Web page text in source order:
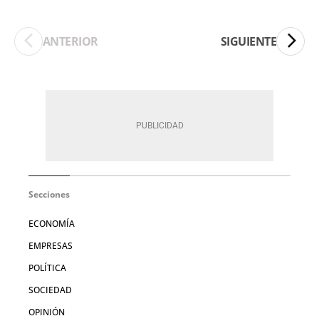
ANTERIOR SIGUIENTE
Secciones
ECONOMÍA
EMPRESAS
POLÍTICA
SOCIEDAD
OPINIÓN